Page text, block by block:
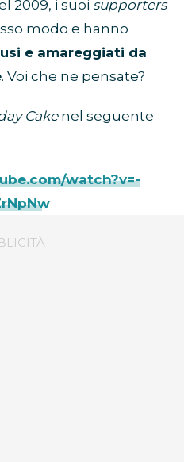
2009, i suoi supporters
modo e hanno
e amareggiati da
. Voi che ne pensate?
Cakenel seguente
watch?v=-